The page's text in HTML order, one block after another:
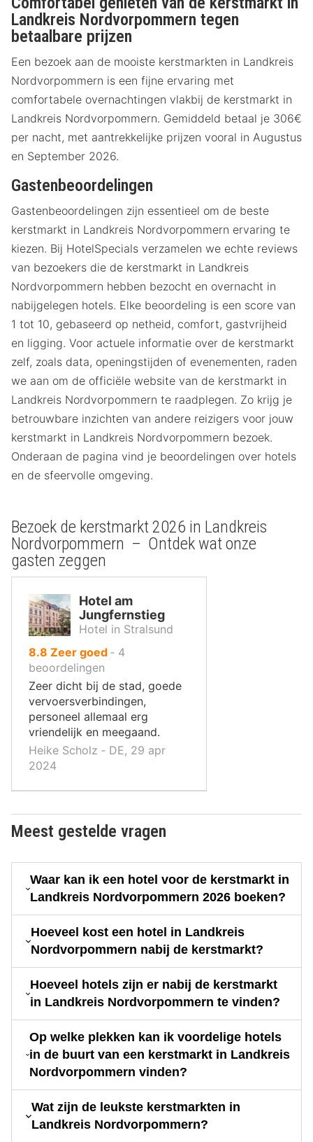
Landkreis Nordvorpommern tegen
betaalbare prijzen
Een bezoek aan de mooiste kerstmarkten in Landkreis
Nordvorpommern is een fijne ervaring met
comfortabele overnachtingen vlakbij de kerstmarkt in
Landkreis Nordvorpommern. Gemiddeld betaal je 306€
per nacht, met aantrekkelijke prijzen vooral in Augustus
en September 2026.
Gastenbeoordelingen
Gastenbeoordelingen zijn essentieel om de beste
kerstmarkt in Landkreis Nordvorpommern ervaring te
kiezen. Bij HotelSpecials verzamelen we echte reviews
van bezoekers die de kerstmarkt in Landkreis
Nordvorpommern hebben bezocht en overnacht in
nabijgelegen hotels. Elke beoordeling is een score van
1 tot 10, gebaseerd op netheid, comfort, gastvrijheid
en ligging. Voor actuele informatie over de kerstmarkt
zelf, zoals data, openingstijden of evenementen, raden
we aan om de officiële website van de kerstmarkt in
Landkreis Nordvorpommern te raadplegen. Zo krijg je
betrouwbare inzichten van andere reizigers voor jouw
kerstmarkt in Landkreis Nordvorpommern bezoek.
Onderaan de pagina vind je beoordelingen over hotels
en de sfeervolle omgeving.
Bezoek de kerstmarkt 2026 in Landkreis
Nordvorpommern – Ontdek wat onze
gasten zeggen
Hotel am
Jungfernstieg
Hotel in Stralsund
8.8 uit
10
,
Zeer goed ‐ 4
beoordelingen
Zeer dicht bij de stad, goede
vervoersverbindingen,
personeel allemaal erg
vriendelijk en meegaand.
Heike Scholz ‐ DE, 29 apr
2024
Meest gestelde vragen
Waar kan ik een hotel voor de kerstmarkt in
Landkreis Nordvorpommern 2026 boeken?
Hoeveel kost een hotel in Landkreis
Nordvorpommern nabij de kerstmarkt?
Hoeveel hotels zijn er nabij de kerstmarkt
in Landkreis Nordvorpommern te vinden?
Op welke plekken kan ik voordelige hotels
in de buurt van een kerstmarkt in Landkreis
Nordvorpommern vinden?
Wat zijn de leukste kerstmarkten in
Landkreis Nordvorpommern?